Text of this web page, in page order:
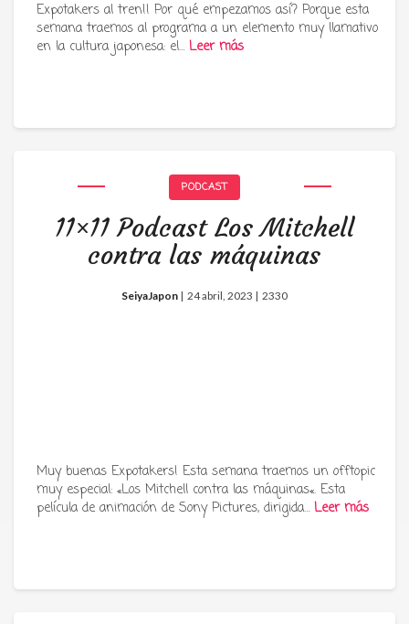
Expotakers al tren!! Por qué empezamos así? Porque esta
semana traemos al programa a un elemento muy llamativo
en la cultura japonesa: el… Leer más
PODCAST
11×11 Podcast Los Mitchell
contra las máquinas
SeiyaJapon | 24 abril, 2023 | 2330
Muy buenas Expotakers! Esta semana traemos un offtopic
muy especial: «Los Mitchell contra las máquinas«. Esta
película de animación de Sony Pictures, dirigida… Leer más